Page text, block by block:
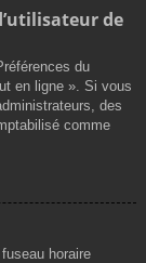
de
du
en ligne ». Si vous
des
comme
horaire